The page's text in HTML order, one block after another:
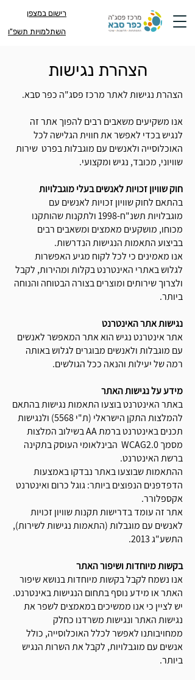
רישום במצפן
השתלמויות תשפ"ו
הצהרת נגישות
הצהרת נגישות לאתרמרכז פסג"ה כפר סבא.
אנו משקיעים משאבים רבים להפוך אתר זה
לנגיש בכדי לאפשר את חווית הגלישה לכל
האוכלוסייה ולאנשים עם מוגבלות בפרט שירות
שוויוני, מכובד, נגיש ומקצועי.
חוק שוויון זכויות לאנשים בעלי מוגבלויות
בהתאם לחוק שוויון זכויות לאנשים עם
מוגבלויות תשנ"ח-1998 ולתקנות שהותקנו
מכוחו, מושקעים מאמצים ומשאבים רבים
בביצוע התאמות הנגישות הנדרשות.
אנו מאמינים כי לכל לקוח מגיע האפשרות
לגלוש באתרי האינטרנט בקלות ומהירות, לקבל
ולצרוך שירותים ומוצרים בצורה הבטוחה והנוחה
ביותר.
נגישות אתר האינטרנט
אתר אינטרנט נגיש הוא אתר המאפשר לאנשים
עם מוגבלות ולאנשים מבוגרים לגלוש באותה
רמה של יעילות והנאה ככל הגולשים.
מידע על נגישות האתר
באתר האינטרנט בוצעו התאמות נגישות בהתאם
להמלצות התקן הישראלי (ת"י 5568) ולנגישות
תכנים באינטרנט ברמת AA בשילוב המלצות
מסמך WCAG2.0 הבינלאומי העוסק בתקינה
ברשת האינטרנט.
ההתאמות שבוצעו באתר נבדקו באמצעות
הדפדפנים הנפוצים ביותר: גוגל כרום ואינטרנט
אקספלורר.
אתר זה עומד בדרישות תקנות שוויון זכויות
לאנשים עם מוגבלות (התאמות נגישות לשירות),
התשע"ג 2013.
בקשות מיוחדות ושיפור האתר
אנו נשמח לקבל בקשות מיוחדות בנושא שיפור
האתר או מידע נוסף בתחום הנגישות באינטרנט.
יש לציין כי אנו ממשיכים במאמצים לשפר את
נגישות האתר ונגישות משרדנו כחלק
ממחויבותנו לאפשר לכלל האוכלוסייה, כולל
אנשים עם מוגבלויות, לקבל את השרות הנגיש
ביותר.